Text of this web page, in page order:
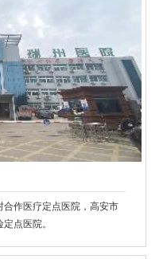
合作医疗定点医院，高安市
点医院。